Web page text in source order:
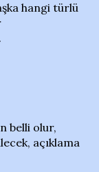
hangi türlü
belli olur,
açıklama